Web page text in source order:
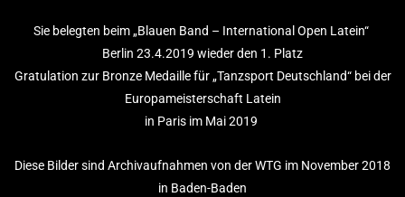
Sie belegten beim „Blauen Band – International Open Latein“
Berlin 23.4.2019 wieder den 1. Platz
Gratulation zur Bronze Medaille für „Tanzsport Deutschland“ bei der
Europameisterschaft Latein
in Paris im Mai 2019
Diese Bilder sind Archivaufnahmen von der WTG im November 2018
in Baden-Baden